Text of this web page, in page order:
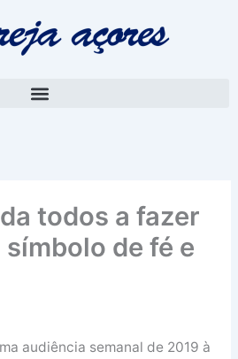
todos a fazer
de fé e
audiência semanal de 2019 à